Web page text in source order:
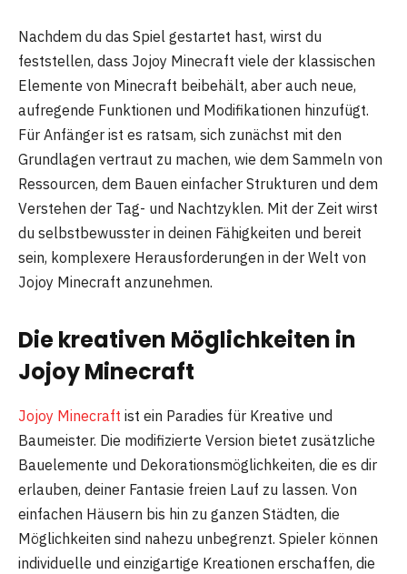
Nachdem du das Spiel gestartet hast, wirst du
feststellen, dass Jojoy Minecraft viele der klassischen
Elemente von Minecraft beibehält, aber auch neue,
aufregende Funktionen und Modifikationen hinzufügt.
Für Anfänger ist es ratsam, sich zunächst mit den
Grundlagen vertraut zu machen, wie dem Sammeln von
Ressourcen, dem Bauen einfacher Strukturen und dem
Verstehen der Tag- und Nachtzyklen. Mit der Zeit wirst
du selbstbewusster in deinen Fähigkeiten und bereit
sein, komplexere Herausforderungen in der Welt von
Jojoy Minecraft anzunehmen.
Die kreativen Möglichkeiten in
Jojoy Minecraft
Jojoy Minecraft ist ein Paradies für Kreative und
Baumeister. Die modifizierte Version bietet zusätzliche
Bauelemente und Dekorationsmöglichkeiten, die es dir
erlauben, deiner Fantasie freien Lauf zu lassen. Von
einfachen Häusern bis hin zu ganzen Städten, die
Möglichkeiten sind nahezu unbegrenzt. Spieler können
individuelle und einzigartige Kreationen erschaffen, die